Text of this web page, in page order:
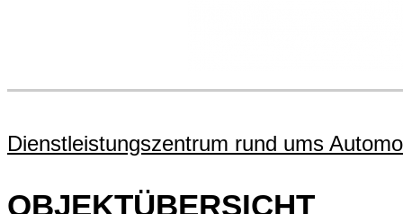
Dienstleistungszentrum rund ums
OBJEKTÜBERSICHT